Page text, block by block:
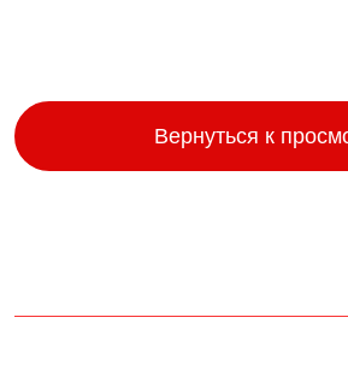
Вернуться к